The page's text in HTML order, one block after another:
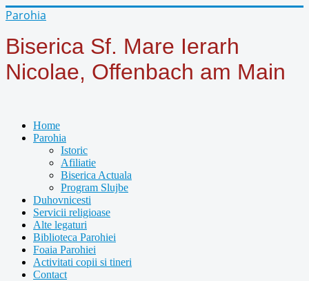
Parohia
Biserica Sf. Mare Ierarh
Nicolae, Offenbach am Main
Home
Parohia
Istoric
Afiliatie
Biserica Actuala
Program Slujbe
Duhovnicesti
Servicii religioase
Alte legaturi
Biblioteca Parohiei
Foaia Parohiei
Activitati copii si tineri
Contact
Year
Month
Year
Month